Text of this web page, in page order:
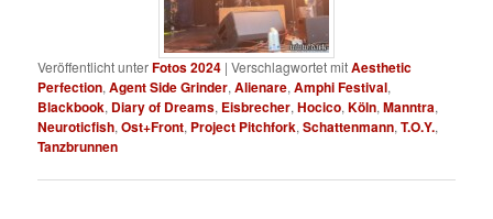
Veröffentlicht unterFotos 2024 |Verschlagwortet mitAesthetic
Perfection,Agent Side Grinder,Alienare,Amphi Festival,
Blackbook, Diary of Dreams, Eisbrecher,Hocico,Köln,Manntra,
Neuroticfish,Ost+Front, Project Pitchfork,Schattenmann,T.O.Y.,
Tanzbrunnen